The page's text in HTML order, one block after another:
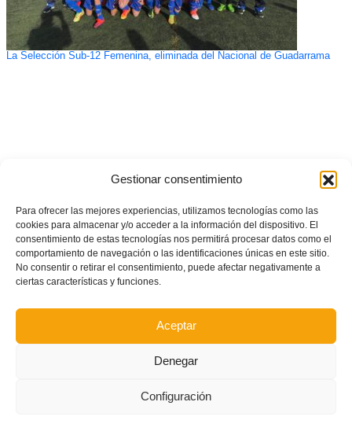
Gestionar consentimiento
Para ofrecer las mejores experiencias, utilizamos tecnologías como las
cookies para almacenar y/o acceder a la información del dispositivo. El
consentimiento de estas tecnologías nos permitirá procesar datos como el
comportamiento de navegación o las identificaciones únicas en este sitio.
No consentir o retirar el consentimiento, puede afectar negativamente a
ciertas características y funciones.
Aceptar
Denegar
Configuración
La Selección Sub-12 Femenina, eliminada del Nacional de Guadarrama